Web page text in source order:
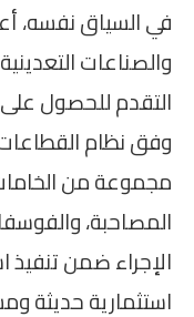
في السياق نفسه،
والصناعات
التقدم للحصول
وفق نظام
مجموعة من
المصاحبة،
الإجراء ضمن تنفيذ
استثمارية حديثة